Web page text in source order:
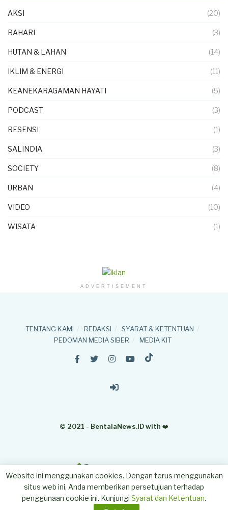
AKSI (20)
BAHARI (3)
HUTAN & LAHAN (14)
IKLIM & ENERGI (11)
KEANEKARAGAMAN HAYATI (5)
PODCAST (3)
RESENSI (1)
SALINDIA (3)
SOCIETY (8)
URBAN (4)
VIDEO (10)
WISATA (1)
ADVERTISEMENT
TENTANG KAMI REDAKSI
SYARAT & KETENTUAN
PEDOMAN MEDIA SIBER
MEDIA KIT
© 2021 - BentalaNews.ID with ❤️
Website ini menggunakan cookies. Dengan terus menggunakan
situs web ini, Anda memberikan persetujuan terhadap
penggunaan cookie ini. Kunjungi Syarat dan Ketentuan.